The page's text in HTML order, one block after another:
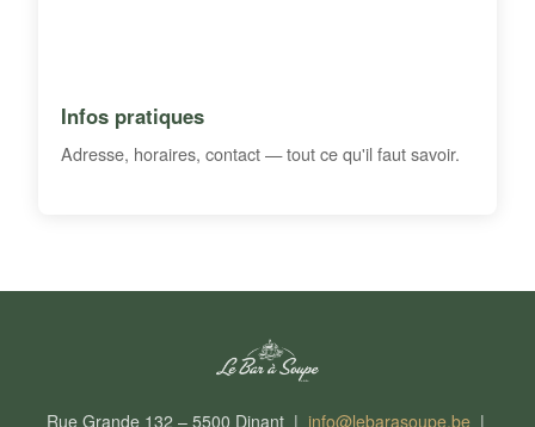
Infos pratiques
Adresse, horaires, contact — tout ce qu'il faut savoir.
Rue Grande 132 – 5500 Dinant | info@lebarasoupe.be|